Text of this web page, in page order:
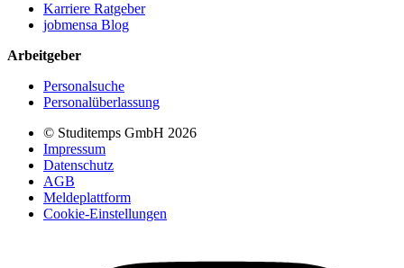
Karriere Ratgeber
jobmensa Blog
Arbeitgeber
Personalsuche
Personalüberlassung
© Studitemps GmbH 2026
Impressum
Datenschutz
AGB
Meldeplattform
Cookie-Einstellungen